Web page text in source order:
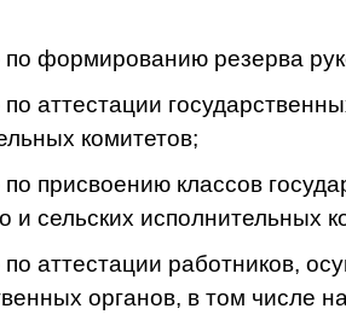
по формированию резерва
аттестации
комитетов;
присвоению классов
и сельских исполнительных
аттестации работников,
органов, в том числе